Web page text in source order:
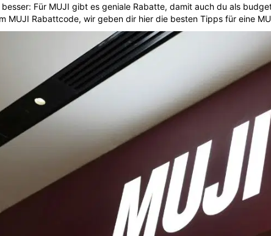
Für MUJI gibt es geniale Rabatte, damit auch du als
MUJI Rabattcode, wir geben dir hier die besten Tipps für eine